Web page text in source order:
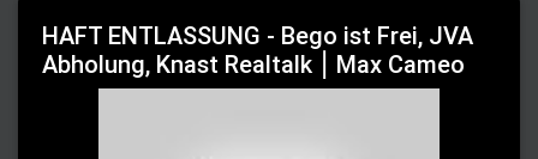
HAFT ENTLASSUNG - Bego ist Frei, JVA
Abholung, Knast Realtalk ⎮ Max Cameo